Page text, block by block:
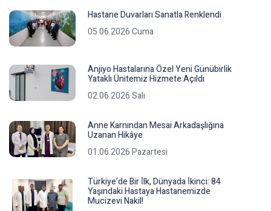
Hastane Duvarları Sanatla Renklendi
05.06.2026 Cuma
Anjiyo Hastalarına Özel Yeni Günübirlik
Yataklı Ünitemiz Hizmete Açıldı
02.06.2026 Salı
Anne Karnından Mesai Arkadaşlığına
Uzanan Hikâye
01.06.2026 Pazartesi
Türkiye’de Bir İ̇lk, Dünyada İ̇kinci: 84
Yaşındaki Hastaya Hastanemizde
Mucizevi Nakil!